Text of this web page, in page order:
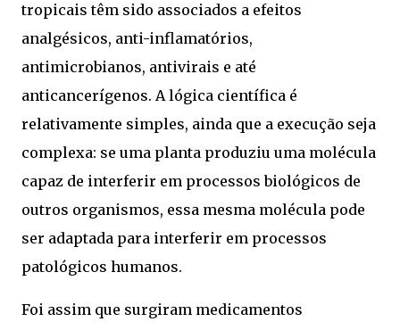
tropicais têm sido associados a efeitos
analgésicos, anti-inflamatórios,
antimicrobianos, antivirais e até
anticancerígenos. A lógica científica é
relativamente simples, ainda que a execução seja
complexa: se uma planta produziu uma molécula
capaz de interferir em processos biológicos de
outros organismos, essa mesma molécula pode
ser adaptada para interferir em processos
patológicos humanos.
Foi assim que surgiram medicamentos